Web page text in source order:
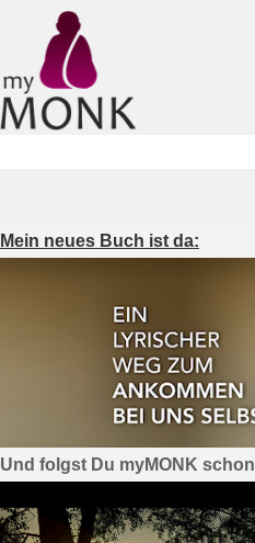
Mein neues Buch ist da:
Und folgst Du myMONK schon